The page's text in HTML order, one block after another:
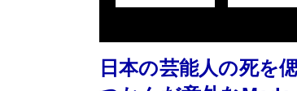
日本の芸能人の死を